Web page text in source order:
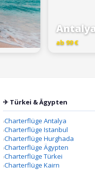
ab 99 €
✈ Türkei & Ägypten
Charterflüge Antalya
Charterflüge Istanbul
Charterflüge Hurghada
Charterflüge Ägypten
Charterflüge Türkei
Charterflüge Kairn